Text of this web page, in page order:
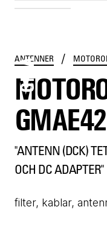
ANTENNER /
"ANTENN (DCK)
OCH DC ADAPTER"
filter, kablar,
GMAE4290A